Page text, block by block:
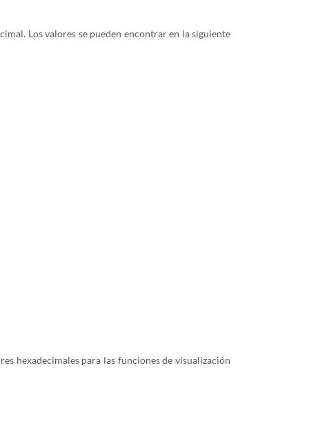
Los valores se pueden encontrar en la siguiente
hexadecimales para las funciones de visualización